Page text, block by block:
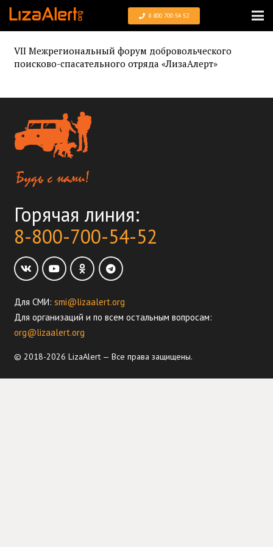
8 800 700 54 52
VII Межрегиональный форум добровольческого
поисково-спасательного отряда «ЛизаАлерт»
Горячая линия:
8-800-700-54-52
Для СМИ: smi@lizaalert.org
Для организаций и по всем остальным вопросам:
org@lizaalert.org
© 2018-2026 LizaAlert — Все права защищены.